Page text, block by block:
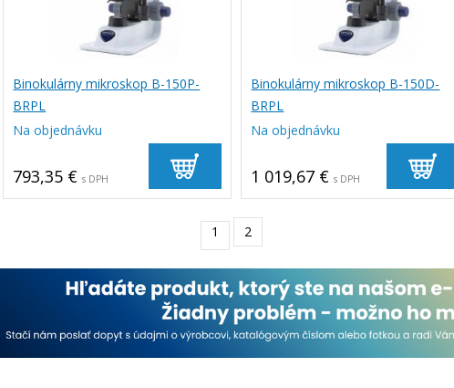
Binokulárny mikroskop B-150P-
BRPL
Na objednávku
793,35 € s DPH
Binokulárny mikroskop B-150D-
BRPL
Na objednávku
1 019,67 € s DPH
1 2